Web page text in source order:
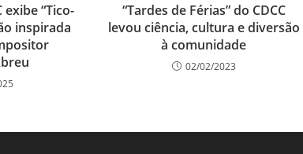
exibe “Tico-
inspirada
“Tardes de Férias” do CDCC
levou ciência, cultura e diversão
à comunidade
02/02/2023